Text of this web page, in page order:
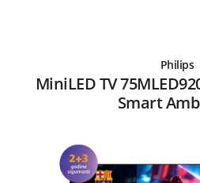
Philips
MiniLED TV
Smart